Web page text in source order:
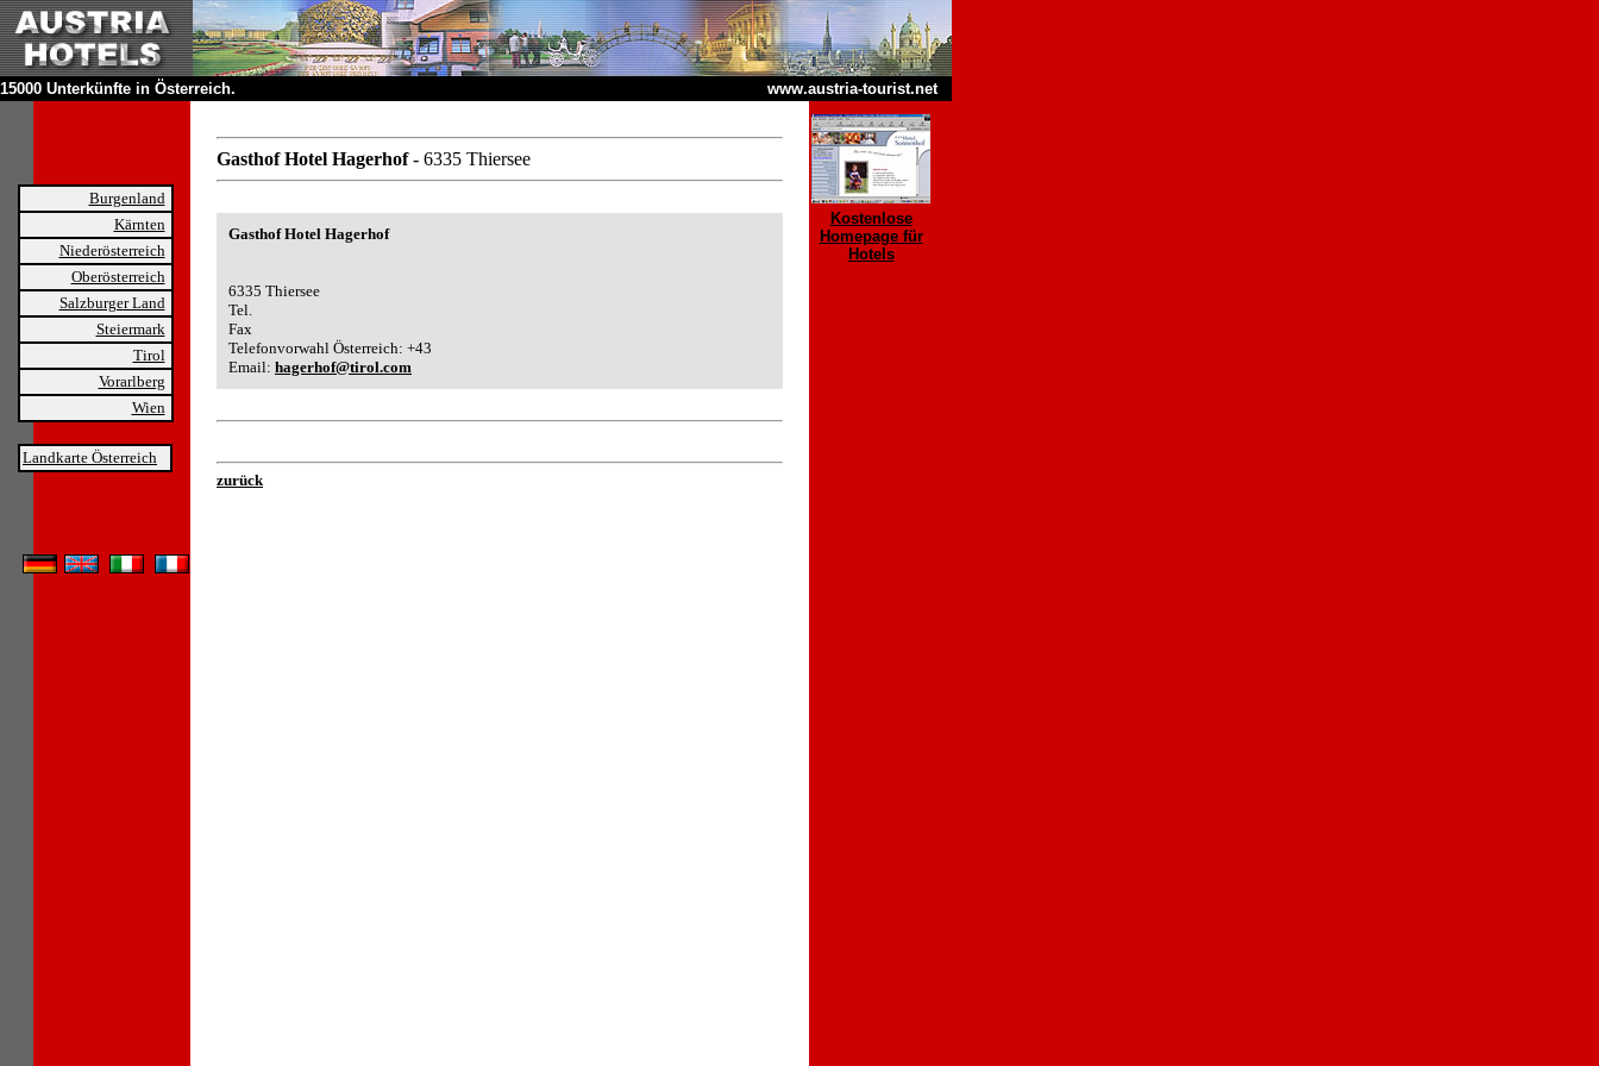
15000 Unterkünfte in Österreich. www.austria-tourist.net
Burgenland
Kärnten
Niederösterreich
Oberösterreich
Salzburger Land
Steiermark
Tirol
Vorarlberg
Wien
Landkarte Österreich
Gasthof Hotel Hagerhof- 6335 Thiersee
Gasthof Hotel Hagerhof
6335 Thiersee
Tel.
Fax
Telefonvorwahl Österreich: +43
Email: hagerhof@tirol.com
zurück
Kostenlose
Homepage für
Hotels